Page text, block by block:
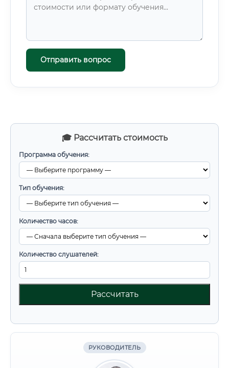
🎓 Рассчитать стоимость
Программа обучения:
Тип обучения:
Количество часов:
Количество слушателей:
Рассчитать
РУКОВОДИТЕЛЬ
Отправить вопрос